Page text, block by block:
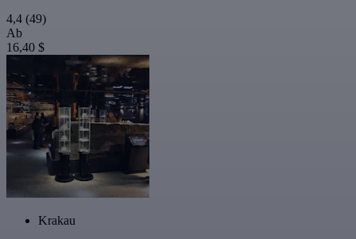
4,4 (49)
Ab
16,40 $
Krakau